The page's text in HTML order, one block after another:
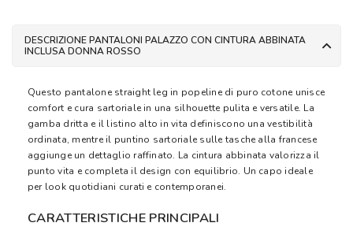
DESCRIZIONE PANTALONI PALAZZO CON CINTURA ABBINATA
INCLUSA DONNA ROSSO
Questo pantalone straight leg in popeline di puro cotone unisce
comfort e cura sartoriale in una silhouette pulita e versatile. La
gamba dritta e il listino alto in vita definiscono una vestibilità
ordinata, mentre il puntino sartoriale sulle tasche alla francese
aggiunge un dettaglio raffinato. La cintura abbinata valorizza il
punto vita e completa il design con equilibrio. Un capo ideale
per look quotidiani curati e contemporanei.
CARATTERISTICHE PRINCIPALI